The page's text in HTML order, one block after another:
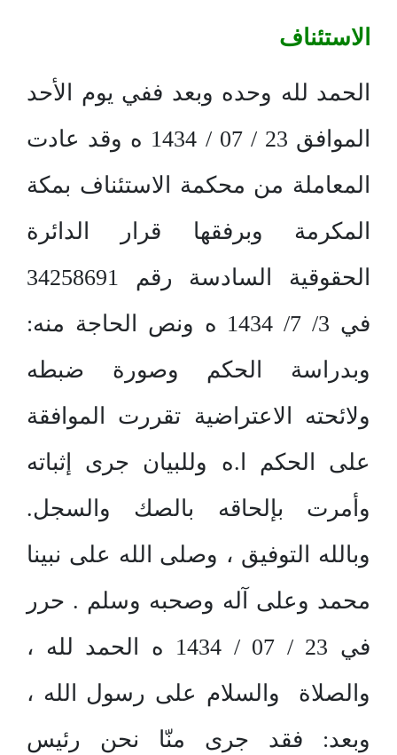
الاستئناف
الحمد لله وحده وبعد ففي يوم الأحد
الموافق 23 / 07 / 1434 ه وقد عادت
المعاملة من محكمة الاستئناف بمكة
المكرمة وبرفقها قرار الدائرة
الحقوقية السادسة رقم 34258691
في 3/ 7/ 1434 ه ونص الحاجة منه:
وبدراسة الحكم وصورة ضبطه
ولائحته الاعتراضية تقررت الموافقة
على الحكم ا.ه وللبيان جرى إثباته
وأمرت بإلحاقه بالصك والسجل.
وبالله التوفيق ، وصلى الله على نبينا
محمد وعلى آله وصحبه وسلم . حرر
في 23 / 07 / 1434 ه الحمد لله ،
والصلاة والسلام على رسول الله ،
وبعد: فقد جرى منّا نحن رئيس